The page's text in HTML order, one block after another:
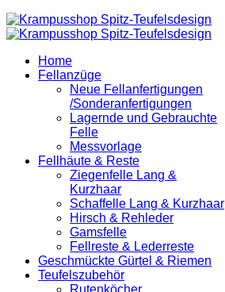
Home
Fellanzüge
Neue Fellanfertigungen
/Sonderanfertigungen
Lagernde und Gebrauchte
Felle
Messvorlage
Fellhäute & Reste
Ziegenfelle Lang &
Kurzhaar
Schaffelle Lang & Kurzhaar
Hirsch & Rehleder
Gamsfelle
Fellreste & Lederreste
Geschmückte Gürtel & Riemen
Teufelszubehör
Rutenköcher